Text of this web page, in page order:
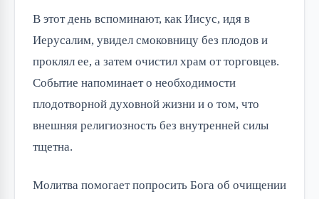
В этот день вспоминают, как Иисус, идя в
Иерусалим, увидел смоковницу без плодов и
проклял ее, а затем очистил храм от торговцев.
Событие напоминает о необходимости
плодотворной духовной жизни и о том, что
внешняя религиозность без внутренней силы
тщетна.
Молитва помогает попросить Бога об очищении